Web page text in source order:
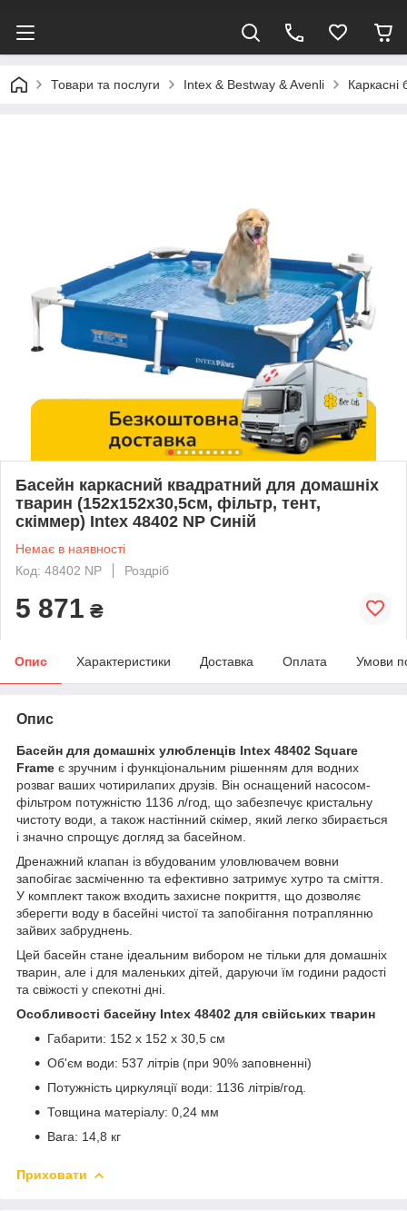
Товари та послуги Intex & Bestway & Avenli Каркасні
Басейн каркасний квадратний для домашніх
тварин (152x152x30,5см, фільтр, тент,
скіммер) Intex 48402 NP Синій
Немає в наявності
Код: 48402 NP
Роздріб
5 871 ₴
Опис Характеристики Доставка Оплата Умови
Опис
Басейн для домашніх улюбленців Intex 48402 Square
Frame є зручним і функціональним рішенням для водних
розваг ваших чотирилапих друзів. Він оснащений насосом-
фільтром потужністю 1136 л/год, що забезпечує кристальну
чистоту води, а також настінний скімер, який легко збирається
і значно спрощує догляд за басейном.
Дренажний клапан із вбудованим уловлювачем вовни
запобігає засміченню та ефективно затримує хутро та сміття.
У комплект також входить захисне покриття, що дозволяє
зберегти воду в басейні чистої та запобігання потраплянню
зайвих забруднень.
Цей басейн стане ідеальним вибором не тільки для домашніх
тварин, але і для маленьких дітей, даруючи їм години радості
та свіжості у спекотні дні.
Особливості басейну Intex 48402 для свійських тварин
Габарити: 152 x 152 x 30,5 см
Об'єм води: 537 літрів (при 90% заповненні)
Потужність циркуляції води: 1136 літрів/год.
Товщина матеріалу: 0,24 мм
Вага: 14,8 кг
Приховати